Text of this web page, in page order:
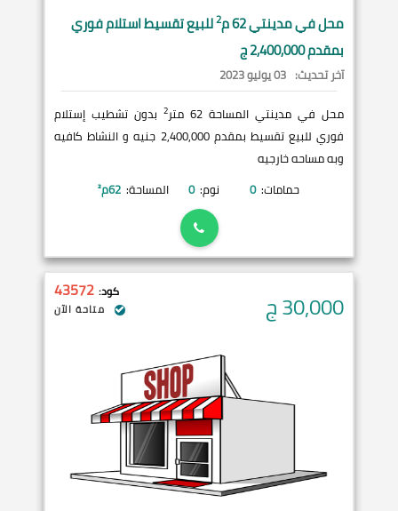
محل فيمدينتي 2للبيع تقسيط استلام فوري
بمقدم 2,400,000 ج
آخر تحديث: 03 يوليو 2023
محل في مدينتي المساحة 62 متر
2 بدون تشطيب إستلام
فوري للبيع تقسيط بمقدم 2,400,000 جنيه و النشاط كافيه
وبه مساحه خارجيه
حمامات: 0 نوم: 0 المساحة: 62م²
30,000ج كود: 43572
متاحة الآن